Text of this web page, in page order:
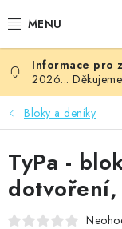
na
NOVINKY
HURÁ DÍLNA
VŠECHNO ZBOŽÍ
KNIHAŘSKÝ
2026...
Bloky a deníky
TyPa -